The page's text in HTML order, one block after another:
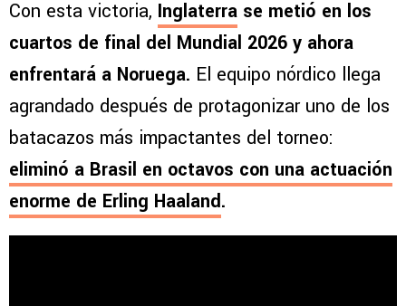
Con esta victoria, Inglaterra se metió en los
cuartos de final del Mundial 2026 y ahora
enfrentará a Noruega. El equipo nórdico llega
agrandado después de protagonizar uno de los
batacazos más impactantes del torneo:
eliminó a Brasil en octavos con una actuación
enorme de Erling Haaland.